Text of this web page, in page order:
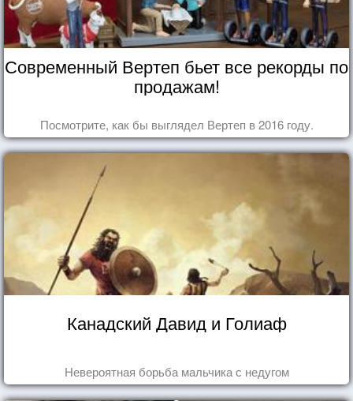
Современный Вертеп бьет все рекорды по
продажам!
Посмотрите, как бы выглядел Вертеп в 2016 году.
Канадский Давид и Голиаф
Невероятная борьба мальчика с недугом